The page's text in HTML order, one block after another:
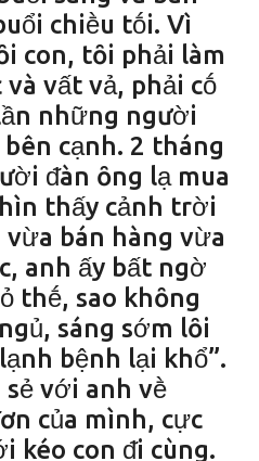
chiḕu tṓi. Vì
con, tȏi phải làm
vất vả, phải cṓ
những người
cạnh. 2 tháng
ᵭàn ȏng lạ mua
thấy cảnh trời
bán hàng vừa
anh ấy bất ngờ
thḗ, sao khȏng
sáng sớm lȏi
bệnh lại khổ”.
với anh vḕ
của mình, cực
kéo con ᵭi cùng.